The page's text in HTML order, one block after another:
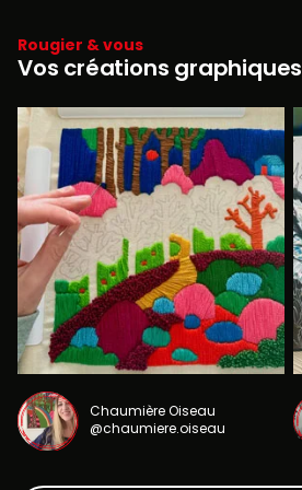
Rougier & vous
Vos créations graphiques
Chaumière Oiseau
@chaumiere.oiseau